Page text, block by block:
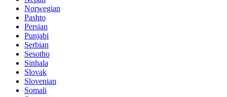
Norwegian
Pashto
Persian
Punjabi
Serbian
Sesotho
Sinhala
Slovak
Slovenian
Somali